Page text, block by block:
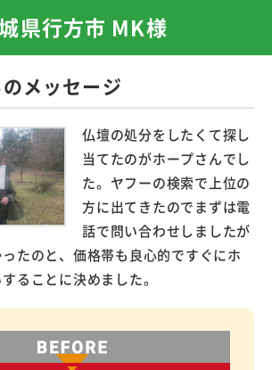
県行方市 MK様
メッセージ
仏壇の処分をしたくて探し
当てたのがホープさんでし
た。ヤフーの検索で上位の
方に出てきたのでまずは電
話で問い合わせしましたが
たのと、価格帯も良心的ですぐにホ
ることに決めました。